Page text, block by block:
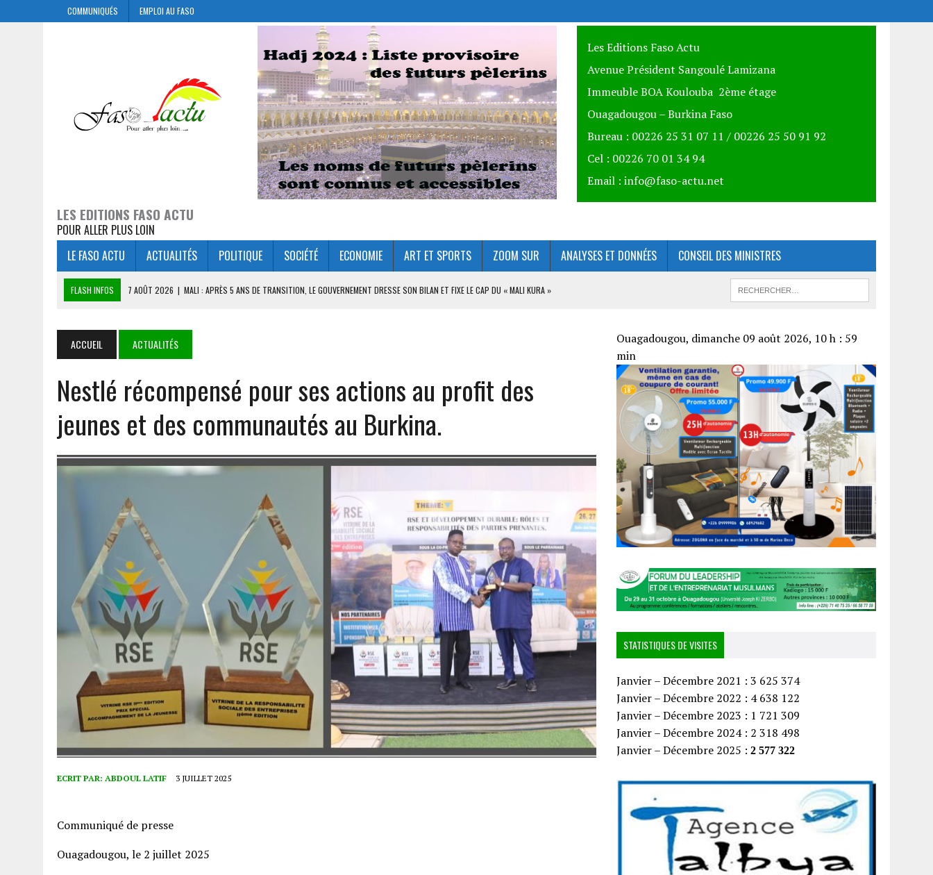
COMMUNIQUÉS EMPLOI AU FASO
LES EDITIONS FASO ACTU
POUR ALLER PLUS LOIN
Les Editions Faso Actu
Avenue Président Sangoulé Lamizana
Immeuble BOA Koulouba 2ème étage
Ouagadougou – Burkina Faso
Bureau : 00226 25 31 07 11 / 00226 25 50 91 92
Cel : 00226 70 01 34 94
Email : info@faso-actu.net
LE FASO ACTU ACTUALITÉS POLITIQUE SOCIÉTÉ ECONOMIE ART ET SPORTS ZOOM SUR ANALYSES ET DONNÉES CONSEIL DES MINISTRES
FLASH INFOS 7 AOÛT 2026 | MALI : APRÈS 5 ANS DE TRANSITION, LE GOUVERNEMENT DRESSE SON BILAN ET FIXE LE CAP DU « MALI KURA »
DÉDOUGOU : LES CORPS CONSTITUÉS RENDENT HOMMAGE AUX ÉLÉMENTS DU 7ᵉ GROUPEMENT D’INTERVENTION RAPIDE
5 AOÛT 2026 | GOULMOU : LA BVDP RENFORCE LES CAPACITÉS PSYCHOSOCIALES ET SANITAIRES DES VDP
8 AOÛT 2026
IMMERSION AU BATAILLON MIXTE DE MARCHE FANTÔME 1 : LE FONDS DE SOUTIEN PATRIOTIQUE ÉVALUE SES RÉALISATIONS SUR LE
TERRAIN
ACCUEIL ACTUALITÉS
Nestlé récompensé pour ses actions au profit des
jeunes et des communautés au Burkina.
ECRIT PAR: ABDOUL LATIF 3 JUILLET 2025
Communiqué de presse
Ouagadougou, le 2 juillet 2025
Ouagadougou, dimanche 09 août 2026, 10 h : 59
min
STATISTIQUES DE VISITES
Janvier – Décembre 2021 : 3 625 374
Janvier – Décembre 2022 : 4 638 122
Janvier – Décembre 2023 : 1 721 309
Janvier – Décembre 2024 : 2 318 498
Janvier – Décembre 2025 :2 577 322